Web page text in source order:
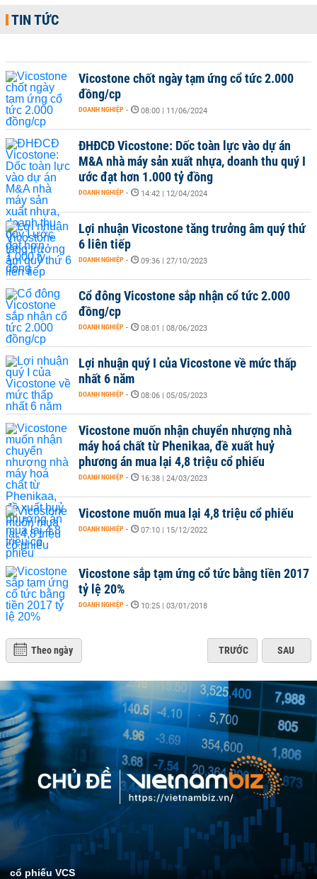
TIN TỨC
Vicostone chốt ngày tạm ứng cổ tức 2.000
đồng/cp
DOANH NGHIỆP - 08:00 | 11/06/2024
ĐHĐCĐ Vicostone: Dốc toàn lực vào dự án
M&A nhà máy sản xuất nhựa, doanh thu quý I
ước đạt hơn 1.000 tỷ đồng
DOANH NGHIỆP - 14:42 | 12/04/2024
Lợi nhuận Vicostone tăng trưởng âm quý thứ
6 liên tiếp
DOANH NGHIỆP - 09:36 | 27/10/2023
Cổ đông Vicostone sắp nhận cổ tức 2.000
đồng/cp
DOANH NGHIỆP - 08:01 | 08/06/2023
Lợi nhuận quý I của Vicostone về mức thấp
nhất 6 năm
DOANH NGHIỆP - 08:06 | 05/05/2023
Vicostone muốn nhận chuyển nhượng nhà
máy hoá chất từ Phenikaa, đề xuất huỷ
phương án mua lại 4,8 triệu cổ phiếu
DOANH NGHIỆP - 16:38 | 24/03/2023
Vicostone muốn mua lại 4,8 triệu cổ phiếu
DOANH NGHIỆP - 07:10 | 15/12/2022
Vicostone sắp tạm ứng cổ tức bằng tiền 2017
tỷ lệ 20%
DOANH NGHIỆP - 10:25 | 03/01/2018
Theo ngày TRƯỚC SAU
cổ phiếu VCS